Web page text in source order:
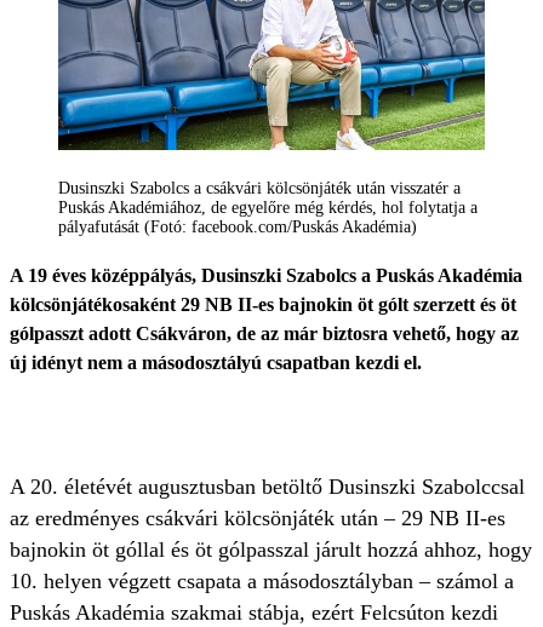
Dusinszki Szabolcs a csákvári kölcsönjáték után visszatér a
Puskás Akadémiához, de egyelőre még kérdés, hol folytatja a
pályafutását (Fotó: facebook.com/Puskás Akadémia)
A 19 éves középpályás, Dusinszki Szabolcs a Puskás Akadémia
kölcsönjátékosaként 29 NB II-es bajnokin öt gólt szerzett és öt
gólpasszt adott Csákváron, de az már biztosra vehető, hogy az
új idényt nem a másodosztályú csapatban kezdi el.
A 20. életévét augusztusban betöltő Dusinszki Szabolccsal
az eredményes csákvári kölcsönjáték után – 29 NB II-es
bajnokin öt góllal és öt gólpasszal járult hozzá ahhoz, hogy
10. helyen végzett csapata a másodosztályban – számol a
Puskás Akadémia szakmai stábja, ezért Felcsúton kezdi